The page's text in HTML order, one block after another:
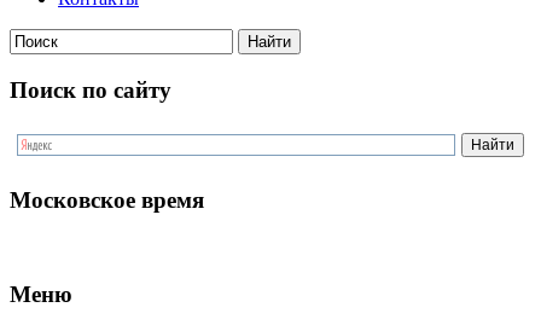
Поиск по сайту
Московское время
Меню